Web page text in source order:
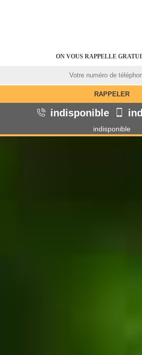
ON VOUS RAPPELLE
indisponible
indisponible